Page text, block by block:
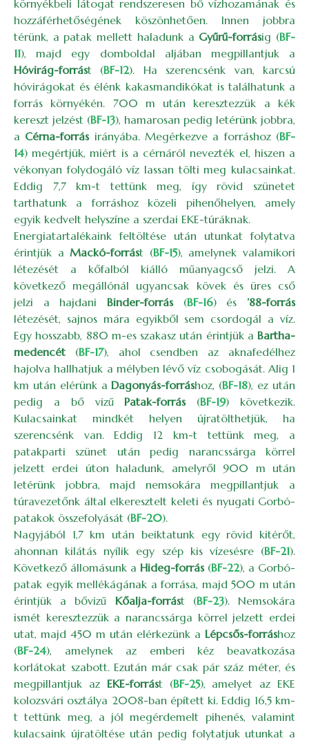
környékbeli látogat rendszeresen bő vízhozamának és
hozzáférhetőségének köszönhetően. Innen jobbra
térünk, a patak mellett haladunk a Gyűrű-forrásig (BF-
11), majd egy domboldal aljában megpillantjuk a
Hóvirág-forrást (BF-12). Ha szerencsénk van, karcsú
hóvirágokat és élénk kakasmandikókat is találhatunk a
forrás környékén. 700 m után keresztezzük a kék
kereszt jelzést (BF-13), hamarosan pedig letérünk jobbra,
a Cérna-forrásirányába. Megérkezve a forráshoz (BF-
14) megértjük, miért is a cérnáról nevezték el, hiszen a
vékonyan folydogáló víz lassan tölti meg kulacsainkat.
Eddig 7,7 km-t tettünk meg, így rövid szünetet
tarthatunk a forráshoz közeli pihenőhelyen, amely
egyik kedvelt helyszíne a szerdai EKE-túráknak.
Energiatartalékaink feltöltése után utunkat folytatva
érintjük aMackó-forrást (BF-15), amelynek valamikori
létezését a kőfalból kiálló műanyagcső jelzi. A
következő megállónál ugyancsak kövek és üres cső
jelzi a hajdani Binder-forrás(BF-16) és ’88-forrás
létezését, sajnos mára egyikből sem csordogál a víz.
Egy hosszabb, 880 m-es szakasz után érintjük a Bartha-
medencét (BF-17), ahol csendben az aknafedélhez
hajolva hallhatjuk a mélyben lévő víz csobogását. Alig 1
km után elérünk aDagonyás-forráshoz, (BF-18), ez után
pedig a bő vizűPatak-forrás (BF-19) következik.
Kulacsainkat mindkét helyen újratölthetjük, ha
szerencsénk van. Eddig 12 km-t tettünk meg, a
patakparti szünet után pedig narancssárga körrel
jelzett erdei úton haladunk, amelyről 900 m után
letérünk jobbra, majd nemsokára megpillantjuk a
túravezetőnk által elkeresztelt keleti és nyugati Gorbó-
patakok összefolyását (BF-20).
Nagyjából 1,7 km után beiktatunk egy rövid kitérőt,
ahonnan kilátás nyílik egy szép kis vízesésre (BF-21).
Következő állomásunk a Hideg-forrás(BF-22), a Gorbó-
patak egyik mellékágának a forrása, majd 500 m után
érintjük a bővizű Kőalja-forrást (BF-23). Nemsokára
ismét keresztezzük a narancssárga körrel jelzett erdei
utat, majd 450 m után elérkezünk a Lépcsős-forráshoz
(BF-24), amelynek az emberi kéz beavatkozása
korlátokat szabott. Ezután már csak pár száz méter, és
megpillantjuk az EKE-forrást (BF-25), amelyet az EKE
kolozsvári osztálya 2008-ban épített ki. Eddig 16,5 km-
t tettünk meg, a jól megérdemelt pihenés, valamint
kulacsaink újratöltése után pedig folytatjuk utunkat a